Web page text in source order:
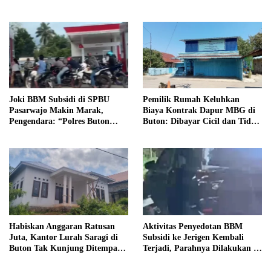
Joki BBM Subsidi di SPBU
Pasarwajo Makin Marak,
Pengendara: “Polres Buton
Pemilik Rumah Keluhkan
Biaya Kontrak Dapur MBG di
Buton: Dibayar Cicil dan Tidak
Habiskan Anggaran Ratusan
Juta, Kantor Lurah Saragi di
Buton Tak Kunjung Ditempati,
Aktivitas Penyedotan BBM
Subsidi ke Jerigen Kembali
Terjadi, Parahnya Dilakukan di